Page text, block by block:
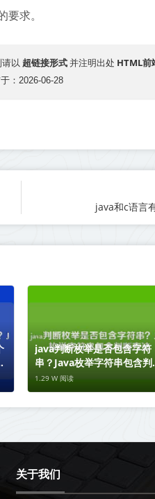
要求。
请以 超链接形式 并注明出处 HTML前
：2026-06-28
java和c语言
java判断枚举是否包含字符
串？Java枚举字符串包含判
方法
1.29 W 阅读
关于我们